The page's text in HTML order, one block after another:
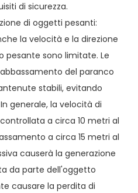
di sicurezza.
di oggetti pesanti:
la velocità e la direzione
sono limitate. Le
del paranco
stabili, evitando
generale, la velocità di
a circa 10 metri al
a circa 15 metri al
causerà la generazione
da parte dell'oggetto
causare la perdita di